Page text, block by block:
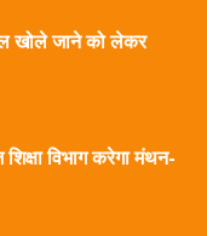
खोले जाने को लेकर
विभाग करेगा मंथन-